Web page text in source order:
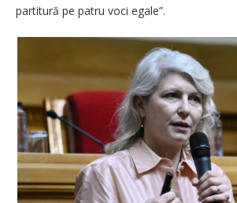
partitură pe patru voci egale”.